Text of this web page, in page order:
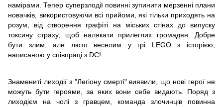
намірами. Тепер суперзлодії повинні зупинити мерзенні плани
новачків, використовуючи всі прийоми, які тільки приходять на
розум, від створення графіті на міських стінах до випуску
токсину страху, щоб налякати прилеглих громадян. Добре
бути злим, але люто веселим у грі LEGO з історією,
написаною у співпраці з DC!
Знамениті лиходії з "Легіону смерті" виявили, що нові герої не
можуть бути героями, за яких вони себе видають. Поряд з
лиходієм на чолі з гравцем, команда злочинців повинна